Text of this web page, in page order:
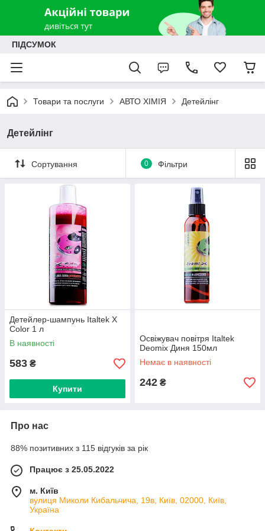
ПІДСУМОК
Товари та послуги АВТО ХІМІЯ Детейлінг
Детейлінг
Сортування 0 Фільтри
Детейлер-шампунь Italtek X
Color 1 л
В наявності
583 ₴
Купити
Освіжувач повітря Italtek
Deomix Диня 150мл
Немає в наявності
242 ₴
Про нас
88% позитивних з 115 відгуків за рік
Працює з 25.05.2022
м. Київ
вулиця Миколи Кибальчича, 19в, Київ, 02000, Київ,
Україна